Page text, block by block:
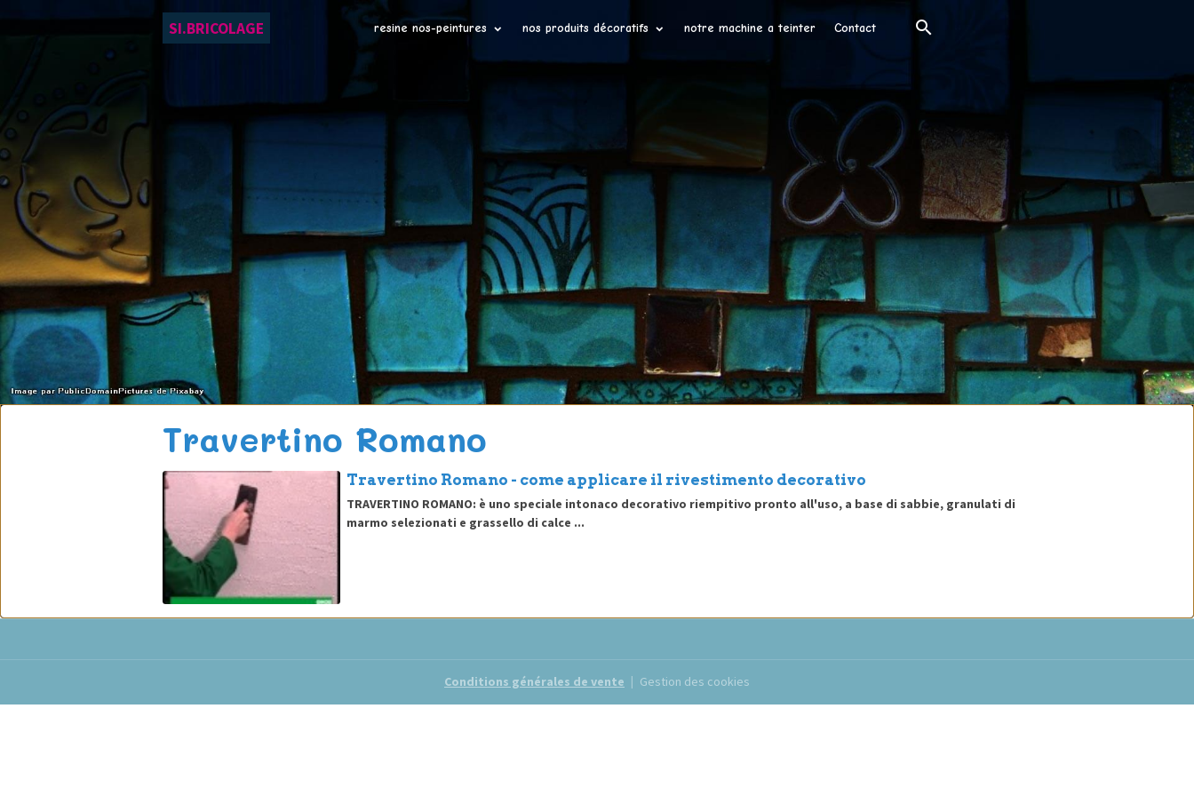
SI.BRICOLAGE resine nos-peintures nos produits décoratifs notre machine a teinter Contact
Travertino Romano
Travertino Romano - come applicare il rivestimento decorativo
TRAVERTINO ROMANO: è uno speciale intonaco decorativo riempitivo pronto all'uso, a base di sabbie, granulati di
marmo selezionati e grassello di calce ...
Conditions générales de vente Gestion des cookies